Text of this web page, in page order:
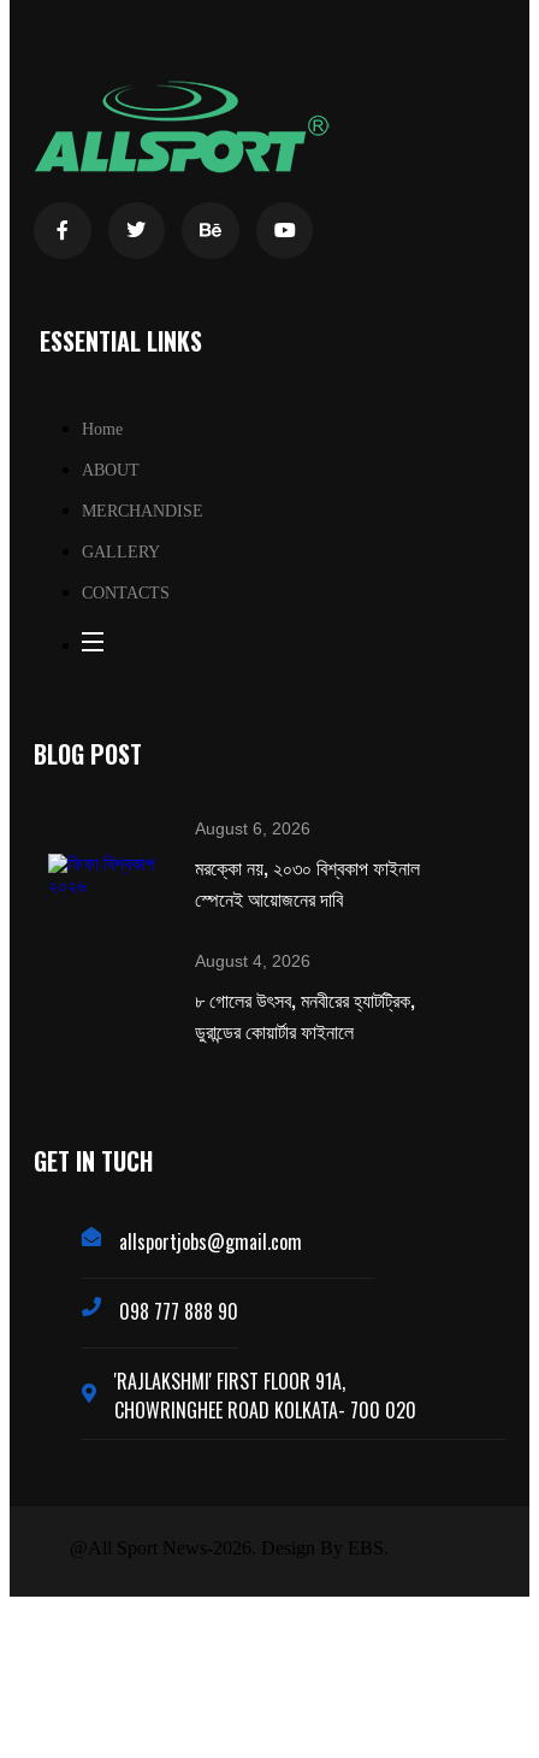
ESSENTIAL LINKS
Home
ABOUT
MERCHANDISE
GALLERY
CONTACTS
BLOG POST
August 6, 2026
মরক্কো নয়, ২০৩০ বিশ্বকাপ ফাইনাল
স্পেনেই আয়োজনের দাবি
August 4, 2026
৮ গোলের উৎসব, মনবীরের হ্যাটট্রিক,
ডুরান্ডের কোয়ার্টার ফাইনালে
GET IN TUCH
allsportjobs@gmail.com
098 777 888 90
'RAJLAKSHMI' FIRST FLOOR 91A,
CHOWRINGHEE ROAD KOLKATA- 700 020
@All Sport News-2026. Design By EBS.